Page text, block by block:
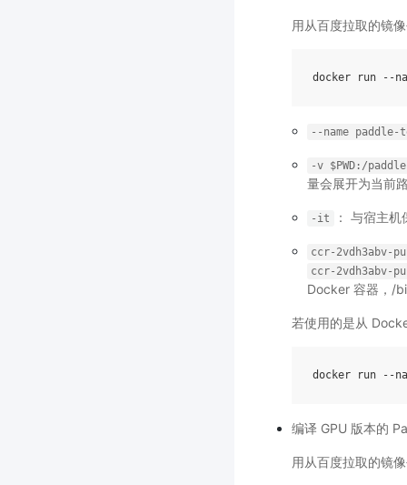
用从百度拉取的镜
--name paddle-
-v $PWD:/paddle
量会展开为当前
-it ： 与宿主
ccr-2vdh3abv-
ccr-2vdh3abv-
Docker 容器，/
若使用的是从
编译 GPU 版本的
用从百度拉取的镜